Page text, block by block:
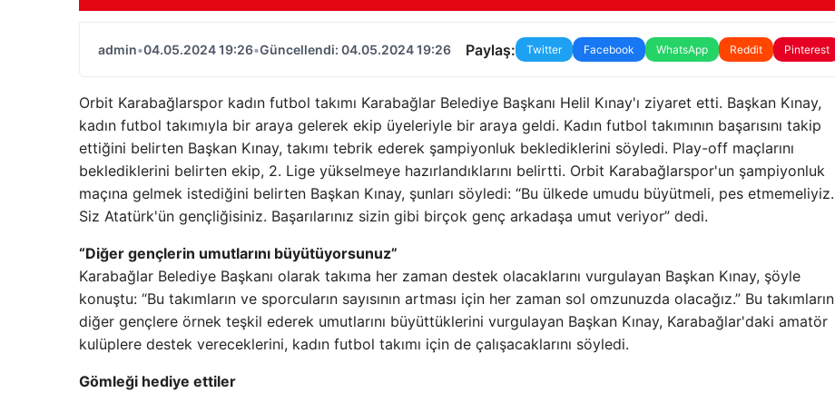
admin•04.05.2024 19:26•Güncellendi: 04.05.2024 19:26 Paylaş: Twitter Facebook WhatsApp Reddit Pinterest
Orbit Karabağlarspor kadın futbol takımı Karabağlar Belediye Başkanı Helil Kınay'ı ziyaret etti. Başkan Kınay,
kadın futbol takımıyla bir araya gelerek ekip üyeleriyle bir araya geldi. Kadın futbol takımının başarısını takip
ettiğini belirten Başkan Kınay, takımı tebrik ederek şampiyonluk beklediklerini söyledi. Play-off maçlarını
beklediklerini belirten ekip, 2. Lige yükselmeye hazırlandıklarını belirtti. Orbit Karabağlarspor'un şampiyonluk
maçına gelmek istediğini belirten Başkan Kınay, şunları söyledi: “Bu ülkede umudu büyütmeli, pes etmemeliyiz.
Siz Atatürk'ün gençliğisiniz. Başarılarınız sizin gibi birçok genç arkadaşa umut veriyor” dedi.
“Diğer gençlerin umutlarını büyütüyorsunuz”
Karabağlar Belediye Başkanı olarak takıma her zaman destek olacaklarını vurgulayan Başkan Kınay, şöyle
konuştu: “Bu takımların ve sporcuların sayısının artması için her zaman sol omzunuzda olacağız.” Bu takımların
diğer gençlere örnek teşkil ederek umutlarını büyüttüklerini vurgulayan Başkan Kınay, Karabağlar'daki amatör
kulüplere destek vereceklerini, kadın futbol takımı için de çalışacaklarını söyledi.
Gömleği hediye ettiler